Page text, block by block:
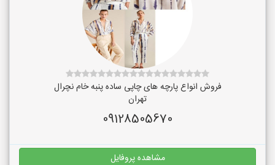
فروش انواع پارچه های چاپی ساده پنبه خام نچرال
تهران
09128505670
مشاهده پروفایل